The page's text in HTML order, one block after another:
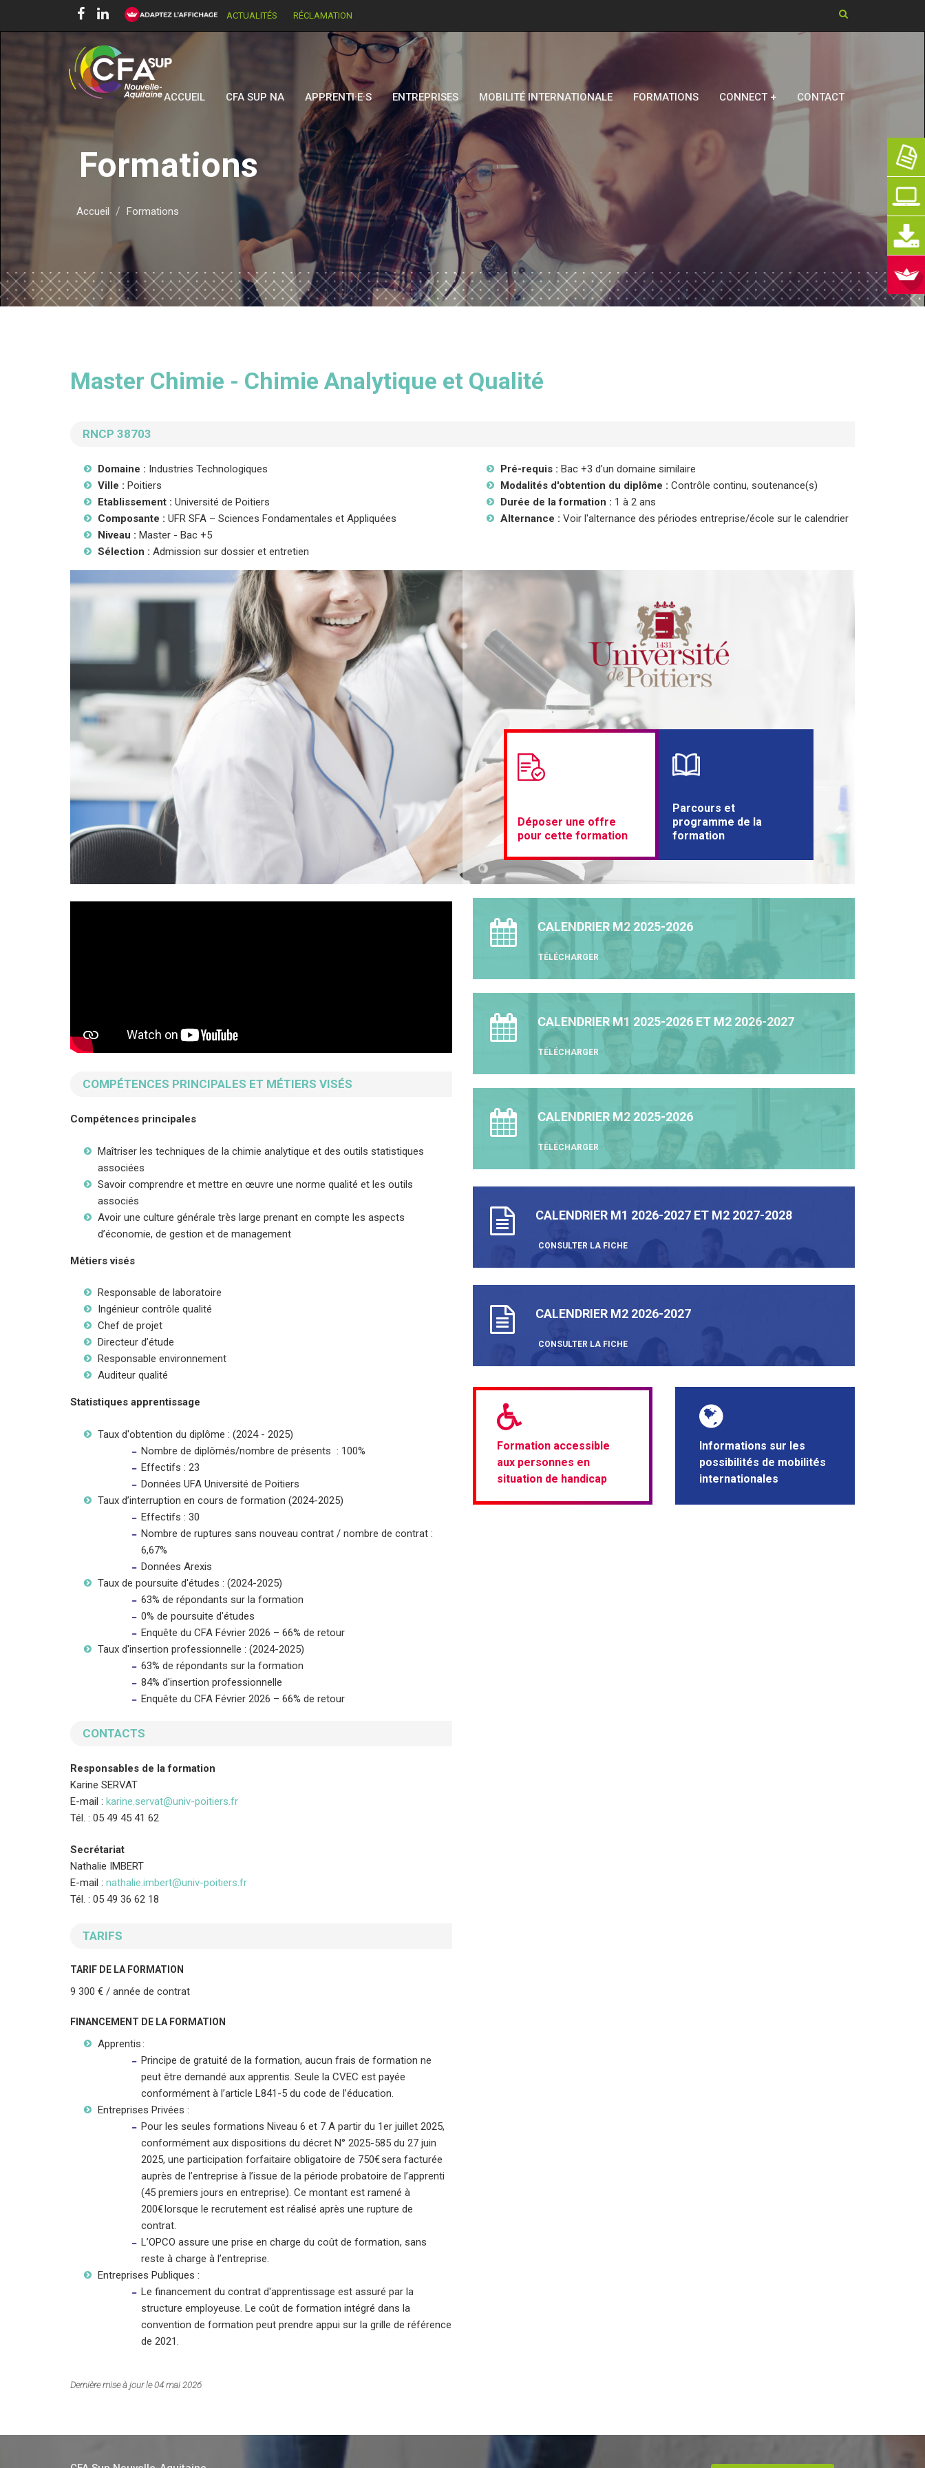
ACTUALITÉS RÉCLAMATION Chercher dans ce
ACCUEIL CFA SUP NA APPRENTI·E·S ENTREPRISES MOBILITÉ INTERNATIONALE FORMATIONS CONNECT + CONTACT
Formations
Accueil Formations
Master Chimie - Chimie Analytique et Qualité
RNCP 38703
Domaine : Industries Technologiques
Ville : Poitiers
Etablissement : Université de Poitiers
Composante : UFR SFA – Sciences Fondamentales et Appliquées
Niveau : Master - Bac +5
Sélection : Admission sur dossier et entretien
Pré-requis : Bac +3 d’un domaine similaire
Modalités d'obtention du diplôme : Contrôle continu, soutenance(s)
Durée de la formation : 1 à 2 ans
Alternance : Voir l'alternance des périodes entreprise/école sur le calendrier
Déposer une offre
pour cette formation
Parcours et
programme de la
formation
COMPÉTENCES PRINCIPALES ET MÉTIERS VISÉS
Compétences principales
Maîtriser les techniques de la chimie analytique et des outils statistiques
associées
Savoir comprendre et mettre en œuvre une norme qualité et les outils
associés
Avoir une culture générale très large prenant en compte les aspects
d’économie, de gestion et de management
Métiers visés
Responsable de laboratoire
Ingénieur contrôle qualité
Chef de projet
Directeur d’étude
Responsable environnement
Auditeur qualité
Statistiques apprentissage
Taux d'obtention du diplôme : (2024 - 2025)
Nombre de diplômés/nombre de présents : 100%
Effectifs : 23
Données UFA Université de Poitiers
Taux d’interruption en cours de formation (2024-2025)
Effectifs : 30
Nombre de ruptures sans nouveau contrat / nombre de contrat :
6,67%
Données Arexis
Taux de poursuite d'études : (2024-2025)
63% de répondants sur la formation
0% de poursuite d'études
Enquête du CFA Février 2026 – 66% de retour
Taux d'insertion professionnelle : (2024-2025)
63% de répondants sur la formation
84% d'insertion professionnelle
Enquête du CFA Février 2026 – 66% de retour
CONTACTS
Responsables de la formation
Karine SERVAT
E-mail : karine.servat@univ-poitiers.fr
Tél. : 05 49 45 41 62
Secrétariat
Nathalie IMBERT
E-mail : nathalie.imbert@univ-poitiers.fr
Tél. : 05 49 36 62 18
TARIFS
TARIF DE LA FORMATION
9 300 € / année de contrat
FINANCEMENT DE LA FORMATION
Apprentis :
Principe de gratuité de la formation, aucun frais de formation ne
peut être demandé aux apprentis. Seule la CVEC est payée
conformément à l’article L841-5 du code de l’éducation.
Entreprises Privées :
Pour les seules formations Niveau 6 et 7 A partir du 1er juillet 2025,
conformément aux dispositions du décret N° 2025-585 du 27 juin
2025, une participation forfaitaire obligatoire de 750€ sera facturée
auprès de l’entreprise à l’issue de la période probatoire de l’apprenti
(45 premiers jours en entreprise). Ce montant est ramené à
200€ lorsque le recrutement est réalisé après une rupture de
contrat.
L’OPCO assure une prise en charge du coût de formation, sans
reste à charge à l’entreprise.
Entreprises Publiques :
Le financement du contrat d'apprentissage est assuré par la
structure employeuse. Le coût de formation intégré dans la
convention de formation peut prendre appui sur la grille de référence
de 2021.
CALENDRIER M2 2025-2026
TÉLÉCHARGER
CALENDRIER M1 2025-2026 ET M2 2026-2027
TÉLÉCHARGER
CALENDRIER M2 2025-2026
TÉLÉCHARGER
CALENDRIER M1 2026-2027 ET M2 2027-2028
CONSULTER LA FICHE
CALENDRIER M2 2026-2027
CONSULTER LA FICHE
Formation accessible
aux personnes en
situation de handicap
Informations sur les
possibilités de mobilités
internationales
Dernière mise à jour le 04 mai 2026